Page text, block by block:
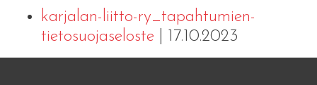
karjalan-liitto-ry_tapahtumien-
tietosuojaseloste| 17.10.2023